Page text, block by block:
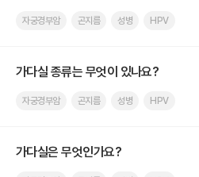
자궁경부암 곤지름 성병 HPV
가다실 종류는 무엇이 있나요?
자궁경부암 곤지름 성병 HPV
가다실은 무엇인가요?